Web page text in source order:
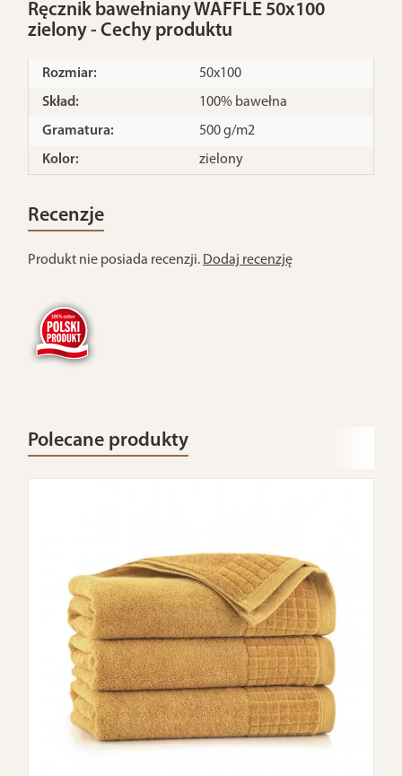
Ręcznik bawełniany WAFFLE 50x100
zielony - Cechy produktu
Rozmiar:
50x100
Skład:
100% bawełna
Gramatura:
500 g/m2
Kolor:
zielony
Recenzje
Produkt nie posiada recenzji. Dodaj recenzję
Polecane produkty